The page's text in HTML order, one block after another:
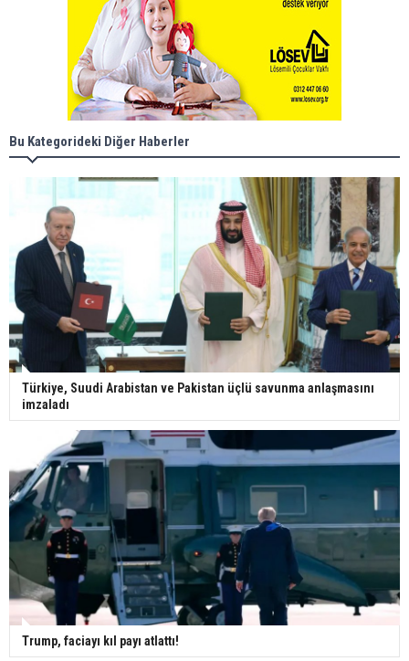
Bu Kategorideki Diğer Haberler
Türkiye, Suudi Arabistan ve Pakistan üçlü savunma anlaşmasını
imzaladı
Trump, faciayı kıl payı atlattı!